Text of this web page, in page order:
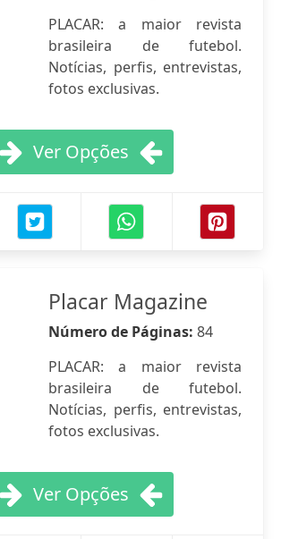
PLACAR: a maior revista
brasileira de futebol.
Notícias, perfis, entrevistas,
fotos exclusivas.
Ver Opções
Placar Magazine
Número de Páginas: 84
PLACAR: a maior revista
brasileira de futebol.
Notícias, perfis, entrevistas,
fotos exclusivas.
Ver Opções